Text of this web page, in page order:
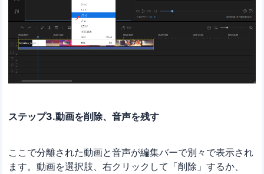
ステップ3.動画を削除、音声を残す
ここで分離された動画と音声が編集バーで別々で表示され
ます。動画を選択肢、右クリックして「削除」するか、